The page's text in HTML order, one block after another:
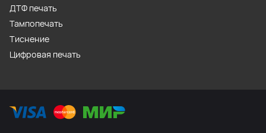
ДТФ печать
Тампопечать
Тиснение
Цифровая печать